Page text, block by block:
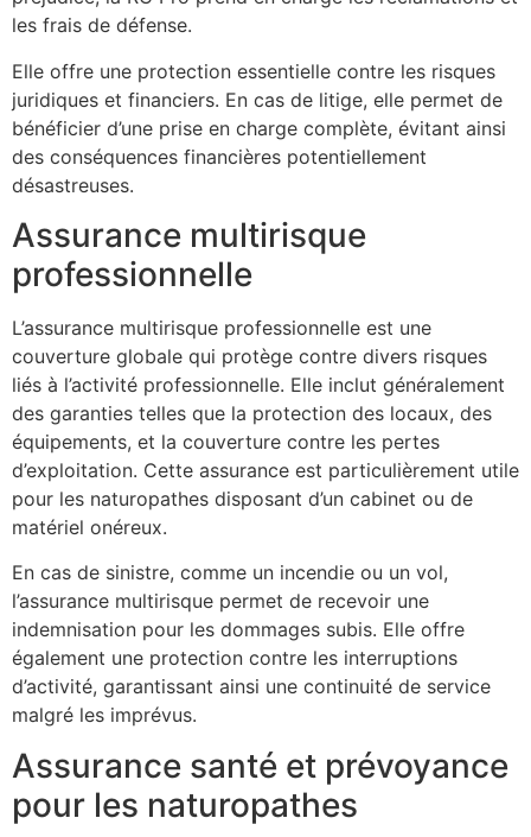
les frais de défense.
Elle offre une protection essentielle contre les risques
juridiques et financiers. En cas de litige, elle permet de
bénéficier d’une prise en charge complète, évitant ainsi
des conséquences financières potentiellement
désastreuses.
Assurance multirisque
professionnelle
L’assurance multirisque professionnelle est une
couverture globale qui protège contre divers risques
liés à l’activité professionnelle. Elle inclut généralement
des garanties telles que la protection des locaux, des
équipements, et la couverture contre les pertes
d’exploitation. Cette assurance est particulièrement utile
pour les naturopathes disposant d’un cabinet ou de
matériel onéreux.
En cas de sinistre, comme un incendie ou un vol,
l’assurance multirisque permet de recevoir une
indemnisation pour les dommages subis. Elle offre
également une protection contre les interruptions
d’activité, garantissant ainsi une continuité de service
malgré les imprévus.
Assurance santé et prévoyance
pour les naturopathes